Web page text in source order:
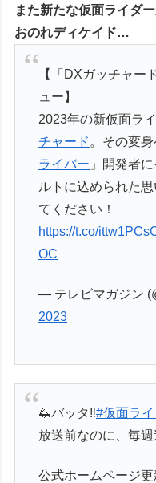
また新たな仮面ライダ
おのれディケイド…
【「DXガッチャー
ュー】
2023年の新仮面ラ
チャード 。その変
ライバー 」開発者
ルトに込められた
てください！
https://t.co/
OC
— テレビマガジン
2023
🦗バッタ‼️#仮面ラ
放送前なのに、毎週
公式ホームページ